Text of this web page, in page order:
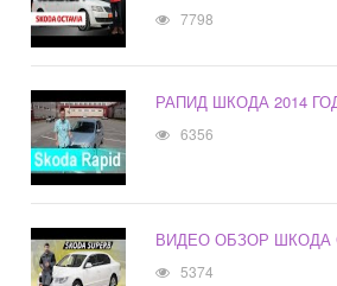
7798
РАПИД ШКОДА 2014
6356
ВИДЕО ОБЗОР ШКОДА
5374